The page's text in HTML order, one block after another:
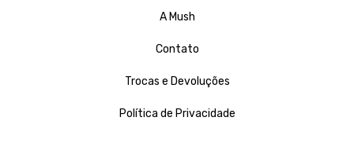
A Mush
Contato
Trocas e Devoluções
Política de Privacidade